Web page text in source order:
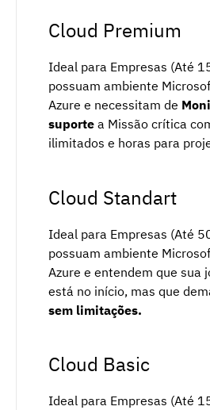
Cloud Premium
Ideal para Empresas (Até
possuam ambiente
Azure e necessitam de
suporte a Missão crítica
ilimitados e horas para
Cloud Standart
Ideal para Empresas (Até
possuam ambiente
Azure e entendem que sua
está no início, mas que
sem limitações.
Cloud Basic
Ideal para Empresas (Até